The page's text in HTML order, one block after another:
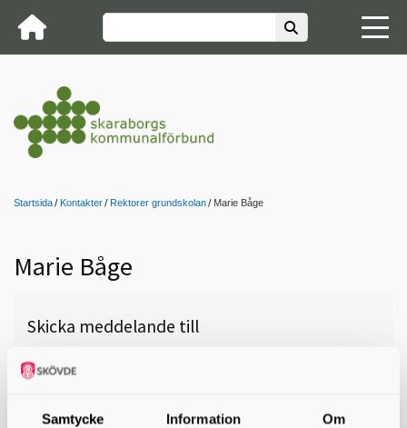
Samtycke Information Om
Startsida Kontakter Rektorer grundskolan Marie Båge
Marie Båge
Skicka meddelande till
Broddetorpsskolan Åk F-6, 0515-